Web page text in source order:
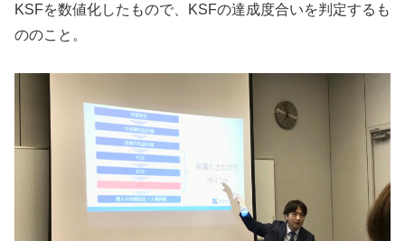
KSFを数値化したもので、KSFの達成度合いを判定するも
ののこと。